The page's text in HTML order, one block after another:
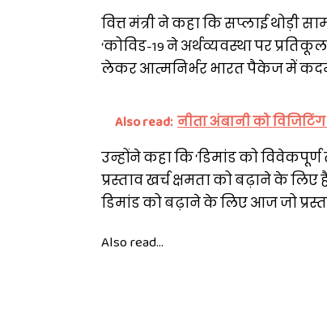
वित्त मंत्री ने कहा कि सप्लाई थोड़ी
‘कोविड-19 ने अर्थव्यवस्था पर
लेकर आत्मनिर्भर भारत पैकेज में कदम
Also read: नीता अंबानी को
उन्होंने कहा कि ‘डिमांड को
प्रस्ताव खर्च क्षमता को बढ़ाने के लिए
डिमांड को बढ़ाने के लिए आज जो
Also read...